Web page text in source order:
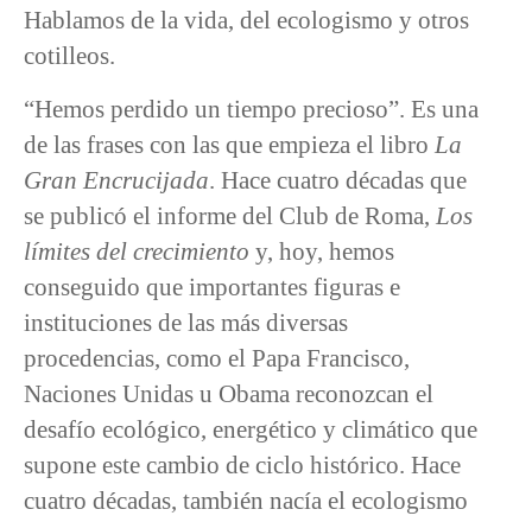
Hablamos de la vida, del ecologismo y otros
cotilleos.
“Hemos perdido un tiempo precioso”. Es una
de las frases con las que empieza el libro La
Gran Encrucijada. Hace cuatro décadas que
se publicó el informe del Club de Roma, Los
límites del crecimiento y, hoy, hemos
conseguido que importantes figuras e
instituciones de las más diversas
procedencias, como el Papa Francisco,
Naciones Unidas u Obama reconozcan el
desafío ecológico, energético y climático que
supone este cambio de ciclo histórico. Hace
cuatro décadas, también nacía el ecologismo